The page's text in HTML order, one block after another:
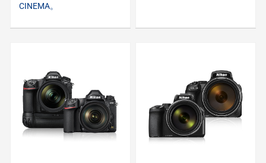
CINEMA。